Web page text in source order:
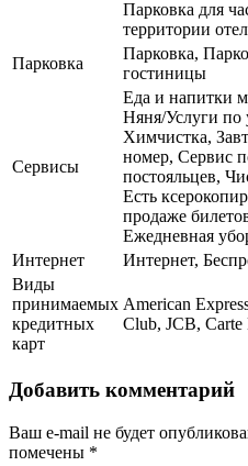
Парковка для
территории
Парковка
Парковка,
гостиницы
Сервисы
Еда и напитки
Няня/Услуги по
Химчистка,
номер, Сервис
постояльцев,
Есть
продаже
Ежедневная
Интернет
Интернет,
Виды
принимаемых
кредитных
карт
American
Club, JCB, Carte
Добавить комментарий
Ваш e-mail не будет
помечены *